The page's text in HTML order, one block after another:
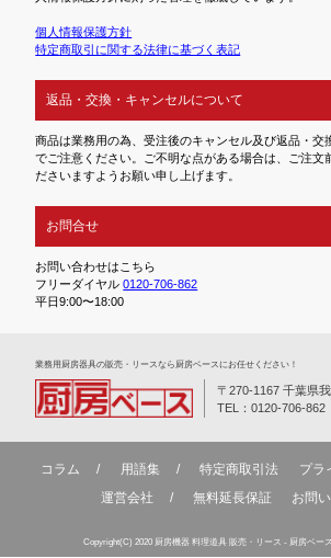
個人情報保護方針
特定商取引に関する法律に基づく表記
返品・交換・キャンセルについて
商品は業務用の為、受注後のキャンセル及び返品・交
でご注意ください。ご不明な点がある場合は、ご注文
ださいますようお願い申し上げます。
お問合せ
お問い合わせはこちら
フリーダイヤル0120-706-862
平日9:00〜18:00
業務⽤厨房器具の販売・リースなら厨房ベースにお任せください！
〒270-1167 千葉県
TEL：0120-706-862
コラム 用語集 特定商取引法
プラ
運営会社
無料延⻑保証 お問
Copyright(C) 2020 厨房機器 料理道具 販売・リース - 厨房ベー